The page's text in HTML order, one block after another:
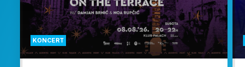
KONCERT